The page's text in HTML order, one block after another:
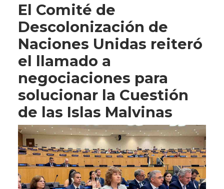
El Comité de
Descolonización de
Naciones Unidas reiteró
el llamado a
negociaciones para
solucionar la Cuestión
de las Islas Malvinas